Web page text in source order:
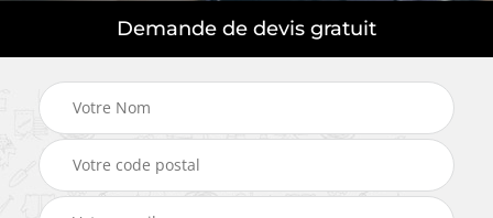
Demande de devis gratuit